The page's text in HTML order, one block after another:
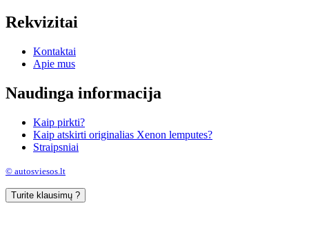
Rekvizitai
Kontaktai
Apie mus
Naudinga informacija
Kaip pirkti?
Kaip atskirti originalias Xenon lemputes?
Straipsniai
© autosviesos.lt
Turite klausimų ?